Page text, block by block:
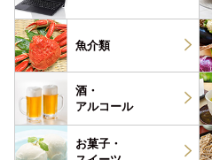
魚介類
酒・
アルコール
お菓子・